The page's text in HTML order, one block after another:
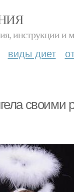
инструкции и
виды диет
своими